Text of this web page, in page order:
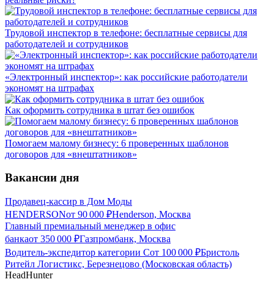
Трудовой инспектор в телефоне: бесплатные сервисы для
работодателей и сотрудников
«Электронный инспектор»: как российские работодатели
экономят на штрафах
Как оформить сотрудника в штат без ошибок
Помогаем малому бизнесу: 6 проверенных шаблонов
договоров для «внештатников»
Вакансии дня
Продавец-кассир в Дом Моды
HENDERSONот 90 000 ₽Henderson, Москва
Главный премиальный менеджер в офис
банкаот 350 000 ₽Газпромбанк, Москва
Водитель-экспедитор категории Сот 100 000 ₽Бристоль
Ритейл Логистикс, Березнецово (Московская область)
HeadHunter